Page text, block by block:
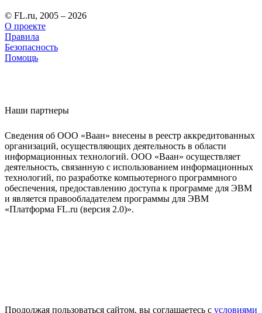
© FL.ru, 2005 – 2026
О проекте
Правила
Безопасность
Помощь
Наши партнеры
Сведения об ООО «Ваан» внесены в реестр аккредитованных
организаций, осуществляющих деятельность в области
информационных технологий. ООО «Ваан» осуществляет
деятельность, связанную с использованием информационных
технологий, по разработке компьютерного программного
обеспечения, предоставлению доступа к программе для ЭВМ
и является правообладателем программы для ЭВМ
«Платформа FL.ru (версия 2.0)».
Продолжая пользоваться сайтом, вы соглашаетесь с условиями